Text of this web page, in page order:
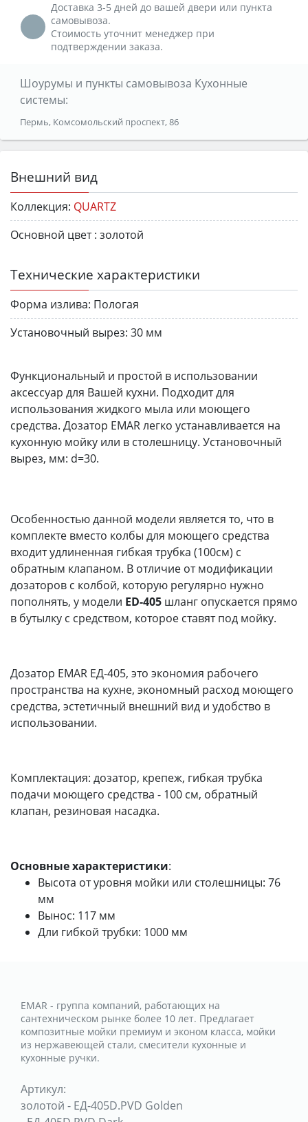
Доставка 3-5 дней до вашей двери или пункта
самовывоза.
Стоимость уточнит менеджер при
подтверждении заказа.
Шоурумы и пункты самовывоза Кухонные
системы:
Пермь, Комсомольский проспект, 86
Внешний вид
Коллекция: QUARTZ
Основной цвет : золотой
Технические характеристики
Форма излива: Пологая
Установочный вырез: 30 мм
Функциональный и простой в использовании
аксессуар для Вашей кухни. Подходит для
использования жидкого мыла или моющего
средства. Дозатор EMAR легко устанавливается на
кухонную мойку или в столешницу. Установочный
вырез, мм: d=30.
Особенностью данной модели является то, что в
комплекте вместо колбы для моющего средства
входит удлиненная гибкая трубка (100см) с
обратным клапаном. В отличие от модификации
дозаторов с колбой, которую регулярно нужно
пополнять, у модели ED-405 шланг опускается прямо
в бутылку с средством, которое ставят под мойку.
Дозатор EMAR ЕД-405, это экономия рабочего
пространства на кухне, экономный расход моющего
средства, эстетичный внешний вид и удобство в
использовании.
Комплектация: дозатор, крепеж, гибкая трубка
подачи моющего средства - 100 см, обратный
клапан, резиновая насадка.
Основные характеристики:
Высота от уровня мойки или столешницы: 76
мм
Вынос: 117 мм
Дли гибкой трубки: 1000 мм
EMAR - группа компаний, работающих на
сантехническом рынке более 10 лет. Предлагает
композитные мойки премиум и эконом класса, мойки
из нержавеющей стали, смесители кухонные и
кухонные ручки.
Артикул:
золотой - ЕД-405D.PVD Golden